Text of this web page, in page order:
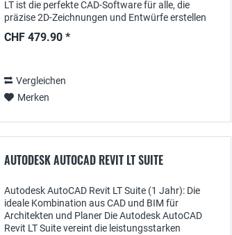
LT ist die perfekte CAD-Software für alle, die
präzise 2D-Zeichnungen und Entwürfe erstellen
CHF 479.90 *
Vergleichen
Merken
AUTODESK AUTOCAD REVIT LT SUITE
Autodesk AutoCAD Revit LT Suite (1 Jahr): Die
ideale Kombination aus CAD und BIM für
Architekten und Planer Die Autodesk AutoCAD
Revit LT Suite vereint die leistungsstarken